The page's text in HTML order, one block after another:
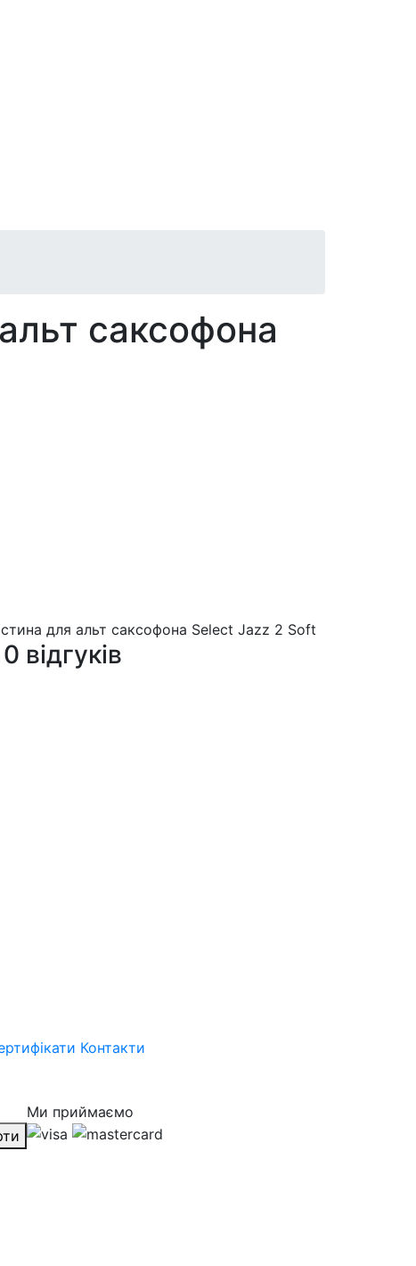
саксофона
для альт саксофона Select Jazz 2 Soft
0 відгуків
Контакти
Ми приймаємо